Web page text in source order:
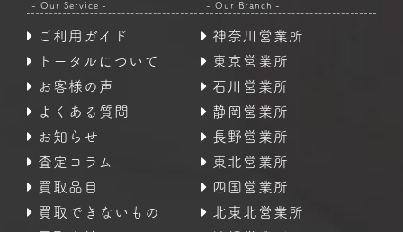
- Our Service -
ご利用ガイド
トータルについて
お客様の声
よくある質問
お知らせ
査定コラム
買取品目
買取できないもの
- Our Branch -
神奈川営業所
東京営業所
石川営業所
静岡営業所
長野営業所
東北営業所
四国営業所
北東北営業所